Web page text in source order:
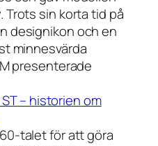
sin korta tid på
designikon och en
minnesvärda
presenterade
– historien om
talet för att göra